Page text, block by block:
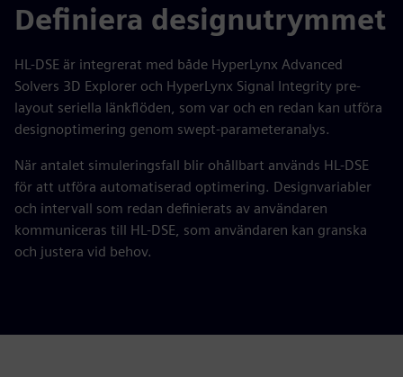
Definiera designutrymmet
HL-DSE är integrerat med både HyperLynx Advanced
Solvers 3D Explorer och HyperLynx Signal Integrity pre-
layout seriella länkflöden, som var och en redan kan utföra
designoptimering genom swept-parameteranalys.
När antalet simuleringsfall blir ohållbart används HL-DSE
för att utföra automatiserad optimering. Designvariabler
och intervall som redan definierats av användaren
kommuniceras till HL-DSE, som användaren kan granska
och justera vid behov.